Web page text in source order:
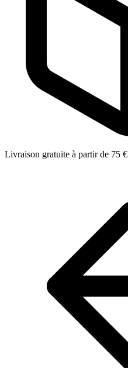
Livraison gratuite à partir de 75 €